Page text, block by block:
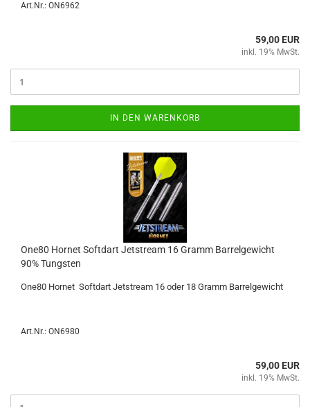
Art.Nr.: ON6962
59,00 EUR
inkl. 19% MwSt.
IN DEN WARENKORB
One80 Hor­net Softdart Jet­stream 16 Gramm Bar­rel­ge­wicht
90% Tungs­ten
One80 Hor­net Softdart Jet­stream 16 oder 18 Gramm Bar­rel­ge­wicht
Art.Nr.: ON6980
59,00 EUR
inkl. 19% MwSt.